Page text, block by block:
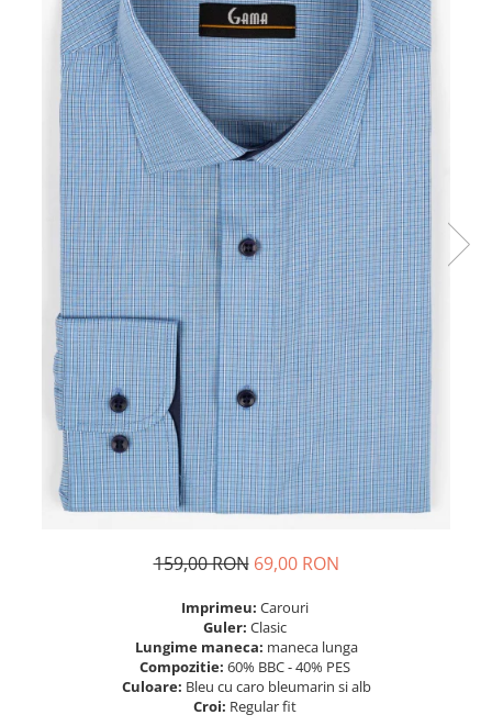
159,00 RON 69,00 RON
Imprimeu: Carouri
Guler: Clasic
Lungime maneca: maneca lunga
Compozitie: 60% BBC - 40% PES
Culoare: Bleu cu caro bleumarin si alb
Croi: Regular fit